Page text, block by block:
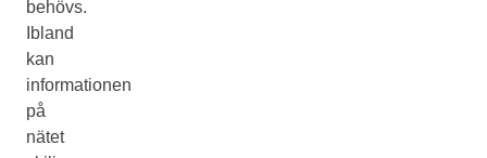
behövs.
Ibland
kan
informationen
på
nätet